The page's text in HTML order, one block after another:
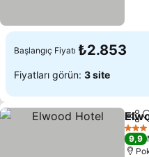
Başlangıç Fiyatı ₺2.853
Fiyatları görün: 3 site
3 Yıldız
9,9